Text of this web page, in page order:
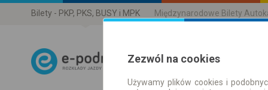
Bilety - PKP, PKS, BUSY i MPK Międzynarodowe Bilety
Rozkład
Zezwól na cookies
Używamy plików cookies i